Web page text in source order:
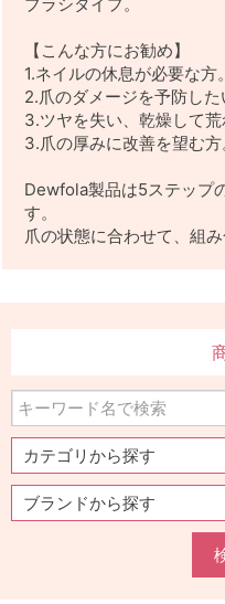
【こんな方にお勧め】
1.ネイルの休息が必要な方。
2.爪のダメージを予防した
3.ツヤを失い、乾燥して荒
3.爪の厚みに改善を望む方
Dewfola製品は5ステップ
す。
爪の状態に合わせて、組